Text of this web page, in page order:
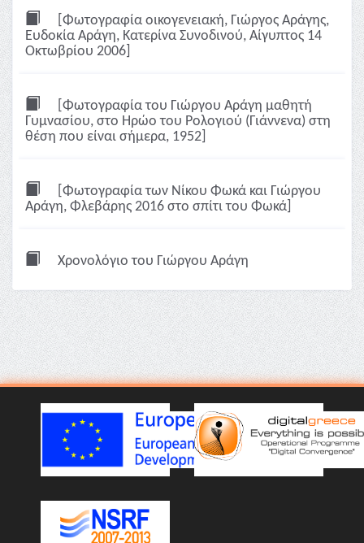
[Φωτογραφία οικογενειακή, Γιώργος Αράγης,
Ευδοκία Αράγη, Κατερίνα Συνοδινού, Αίγυπτος 14
Οκτωβρίου 2006]
[Φωτογραφία του Γιώργου Αράγη μαθητή
Γυμνασίου, στο Ηρώο του Ρολογιού (Γιάννενα) στη
θέση που είναι σήμερα, 1952]
[Φωτογραφία των Νίκου Φωκά και Γιώργου
Αράγη, Φλεβάρης 2016 στο σπίτι του Φωκά]
Χρονολόγιο του Γιώργου Αράγη